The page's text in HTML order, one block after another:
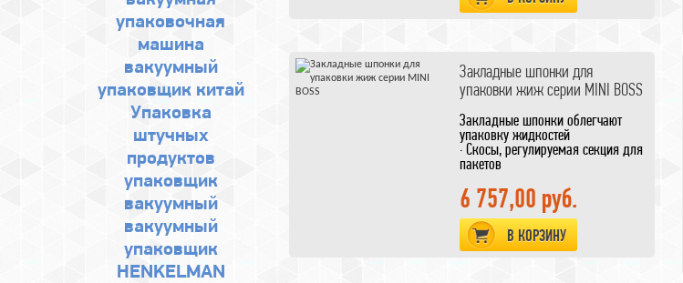
упаковочная
машина
вакуумный
упаковщик китай
Упаковка
штучных
продуктов
упаковщик
вакуумный
вакуумный
упаковщик
HENKELMAN
только правильно подобрать
Закладные шпонки для
упаковки жиж серии MINI BOSS
Закладные шпонки облегчают
упаковку жидкостей
· Скосы, регулируемая секция для
пакетов
· Полностью из
высококачественной нержавеющей
стали
6 757,00 руб.
В КОРЗИНУ